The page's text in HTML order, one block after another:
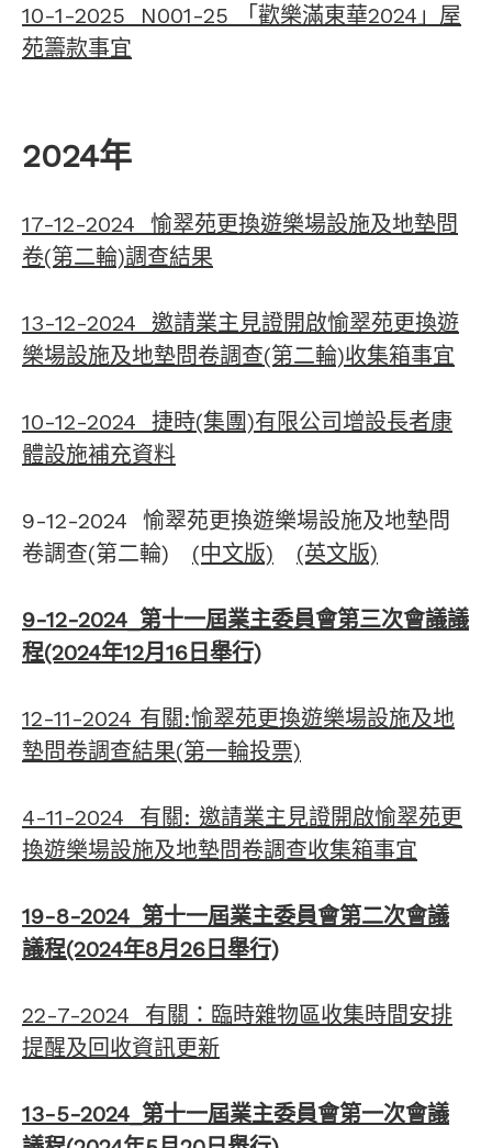
10-1-2025 N001-25 「歡樂滿東華2024」屋
苑籌款事宜
2024年
17-12-2024 愉翠苑更換遊樂場設施及地墊問
卷(第二輪)調查結果
13-12-2024 邀請業主見證開啟愉翠苑更換遊
樂場設施及地墊問卷調查(第二輪)收集箱事宜
10-12-2024 捷時(集團)有限公司增設長者康
體設施補充資料
9-12-2024 愉翠苑更換遊樂場設施及地墊問
卷調查(第二輪) (中文版) (英文版)
9-12-2024_第十一屆業主委員會第三次會議議
程(2024年12月16日舉行)
12-11-2024 有關:愉翠苑更換遊樂場設施及地
墊問卷調查結果(第一輪投票)
4-11-2024 有關: 邀請業主見證開啟愉翠苑更
換遊樂場設施及地墊問卷調查收集箱事宜
19-8-2024_第十一屆業主委員會第二次會議
議程(2024年8月26日舉行)
22-7-2024 有關：臨時雜物區收集時間安排
提醒及回收資訊更新
13-5-2024_第十一屆業主委員會第一次會議